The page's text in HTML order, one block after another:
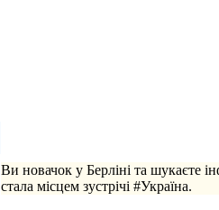
Ви новачок у Берліні та шукаєте
стала місцем зустрічі #Україна.